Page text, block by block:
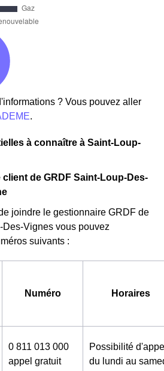
? Vous pouvez aller
.
à connaître à Saint-Loup-
de GRDF Saint-Loup-Des-
joindre le gestionnaire GRDF de
Des-Vignes vous pouvez
suivants :
Numéro Horaires
0 811 013 000
appel gratuit
Possibilité
du lundi au